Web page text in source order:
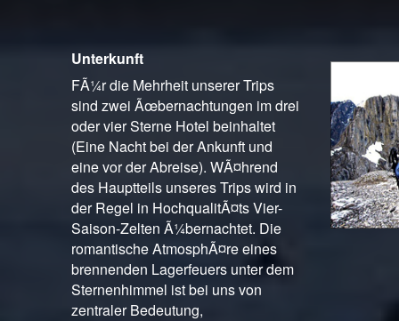
Unterkunft
FÃ¼r die Mehrheit unserer Trips
sind zwei Ãœbernachtungen im drei
oder vier Sterne Hotel beinhaltet
(Eine Nacht bei der Ankunft und
eine vor der Abreise). WÃ¤hrend
des Hauptteils unseres Trips wird in
der Regel in HochqualitÃ¤ts Vier-
Saison-Zelten Ã¼bernachtet. Die
romantische AtmosphÃ¤re eines
brennenden Lagerfeuers unter dem
Sternenhimmel ist bei uns von
zentraler Bedeutung,